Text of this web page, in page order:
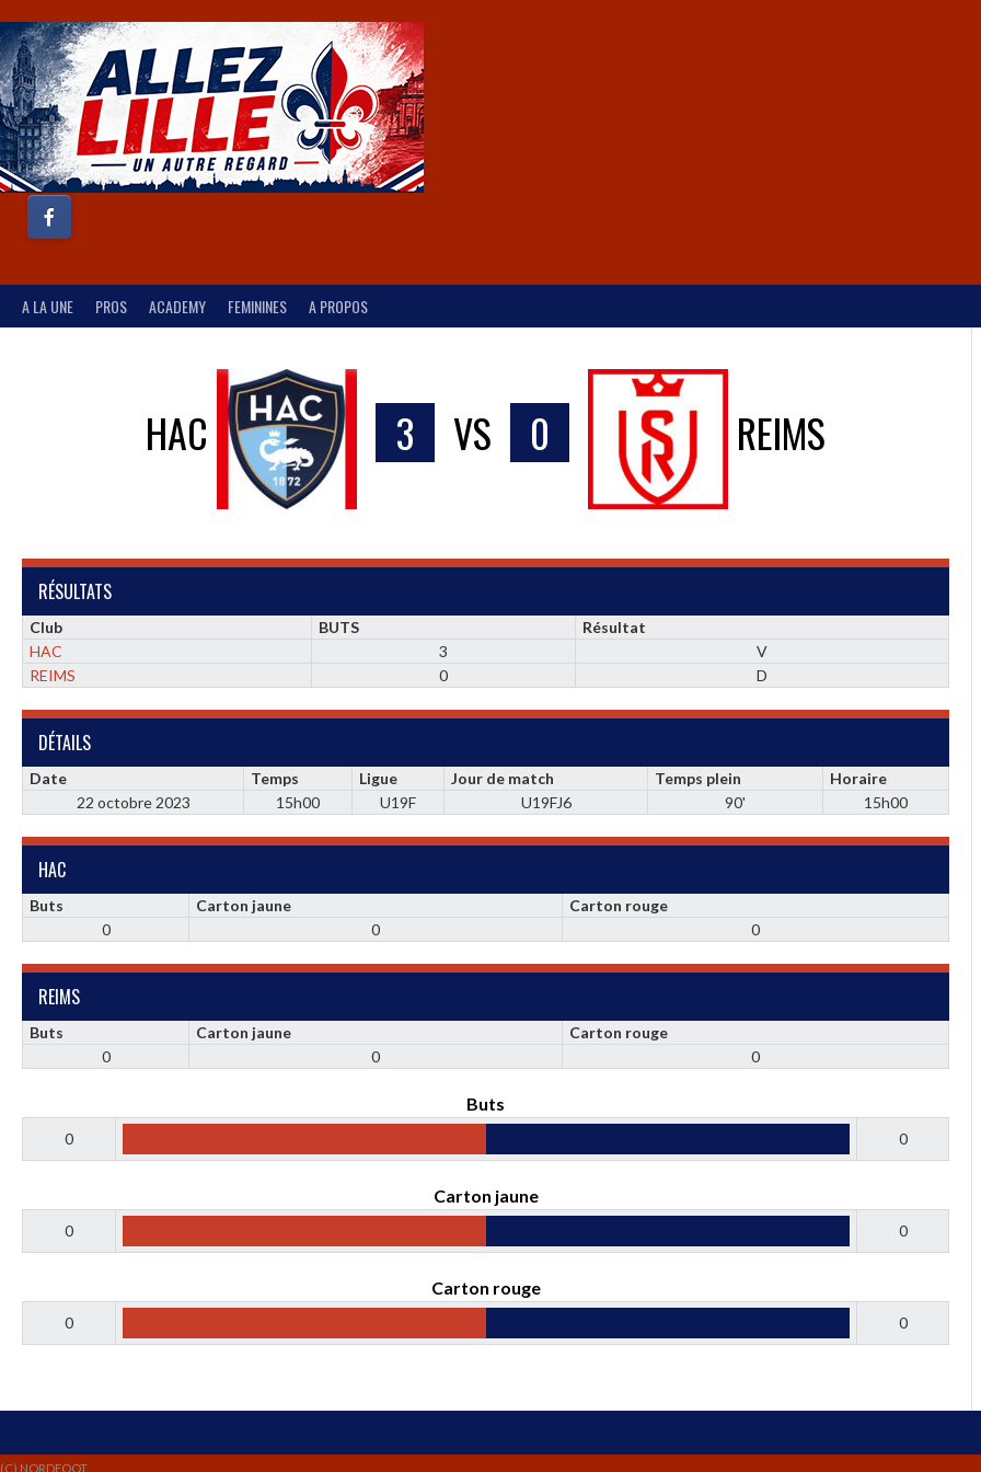
A LA UNE PROS ACADEMY FEMININES A PROPOS
HAC 3 VS 0 REIMS
RÉSULTATS
Club BUTS
Résultat
HAC
3
V
REIMS
0 D
DÉTAILS
Date Temps Ligue Jour de match Temps plein
Horaire
22 octobre 2023
15h00 U19F U19FJ6 90' 15h00
HAC
Buts Carton jaune
Carton rouge
0
0 0
REIMS
Buts Carton jaune
Carton rouge
0
0 0
Buts
0 0
Carton jaune
0 0
Carton rouge
0 0
(C) NORDFOOT